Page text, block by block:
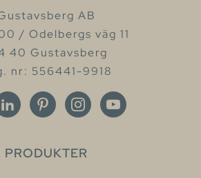
AB
/ Odelbergs väg 11
40 Gustavsberg
nr: 556441-9918
PRODUKTER